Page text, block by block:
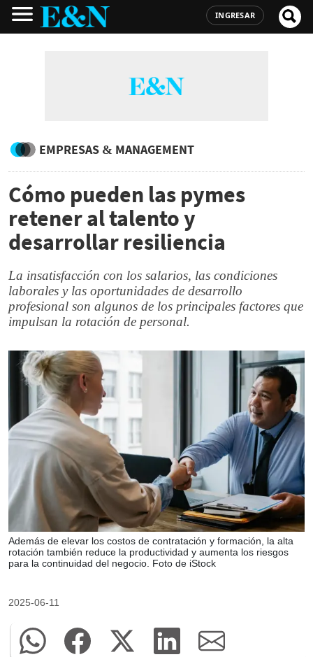
INGRESAR
EMPRESAS & MANAGEMENT
Cómo pueden las pymes
retener al talento y
desarrollar resiliencia
La insatisfacción con los salarios, las condiciones
laborales y las oportunidades de desarrollo
profesional son algunos de los principales factores que
impulsan la rotación de personal.
Además de elevar los costos de contratación y formación, la alta
rotación también reduce la productividad y aumenta los riesgos
para la continuidad del negocio. Foto de iStock
2025-06-11